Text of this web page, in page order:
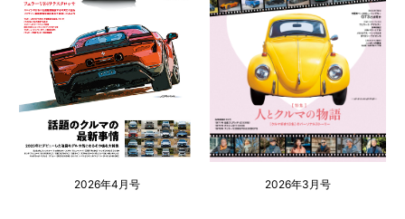
2026年4月号 2026年3月号